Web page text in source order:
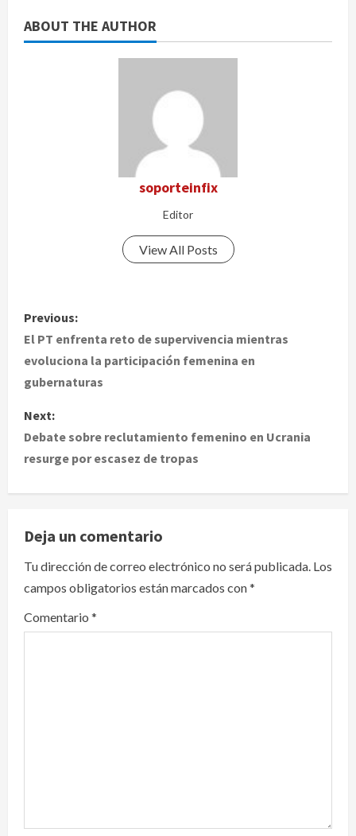
ABOUT THE AUTHOR
soporteinfix
Editor
View All Posts
P
o
s
t
n
i
g
a
Previous:
El PT enfrenta reto de supervivencia mientras
evoluciona la participación femenina en
gubernaturas
Next:
Debate sobre reclutamiento femenino en Ucrania
resurge por escasez de tropas
Deja un comentario
Tu dirección de correo electrónico no será publicada. Los
campos obligatorios están marcados con*
Comentario *